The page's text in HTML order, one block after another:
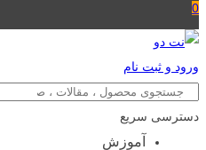
0
ورود و ثبت نام
دسترسی سریع
آموزش